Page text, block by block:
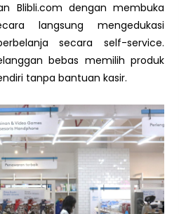
Blibli.com dengan membuka
langsung mengedukasi
secara self-service.
bebas memilih produk
tanpa bantuan kasir.